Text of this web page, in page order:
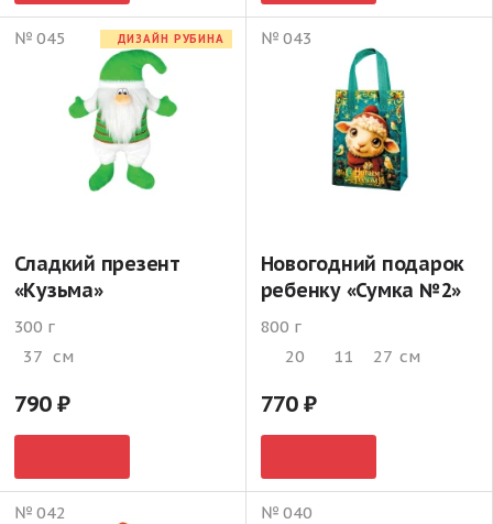
№ 045 ДИЗАЙН РУБИНА
Сладкий презент
«Кузьма»
300 г
37 см
790
№ 043
Новогодний подарок
ребенку «Сумка №2»
800 г
20
11 27 см
770
№ 042 № 040